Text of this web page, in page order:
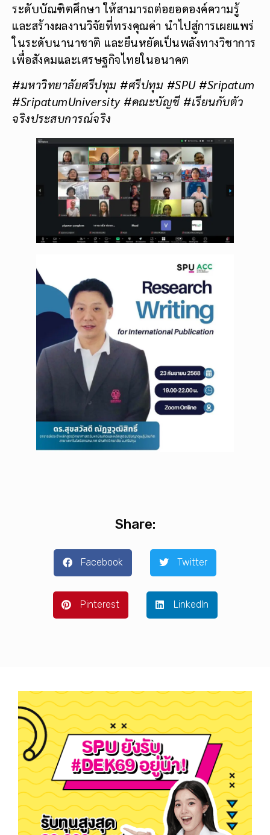
ระดับบัณฑิตศึกษา ให้สามารถต่อยอดองค์ความรู้
และสร้างผลงานวิจัยที่ทรงคุณค่า นำไปสู่การเผยแพร่
ในระดับนานาชาติ และยืนหยัดเป็นพลังทางวิชาการ
เพื่อสังคมและเศรษฐกิจไทยในอนาคต
#มหาวิทยาลัยศรีปทุม #ศรีปทุม #SPU #Sripatum
#SripatumUniversity #คณะบัญชี #เรียนกับตัว
จริงประสบการณ์จริง
Share:
Facebook Twitter
Pinterest LinkedIn